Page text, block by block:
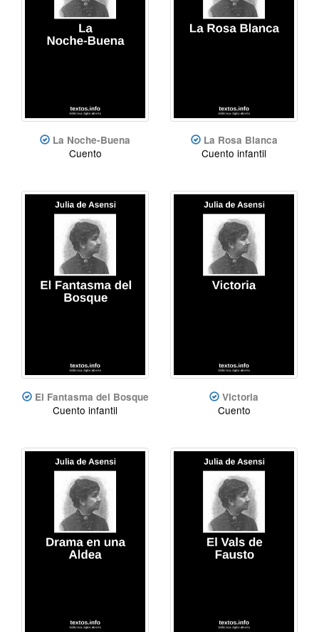
La Noche-Buena
Cuento
La Rosa Blanca
Cuento infantil
El Fantasma del Bosque
Cuento infantil
Victoria
Cuento